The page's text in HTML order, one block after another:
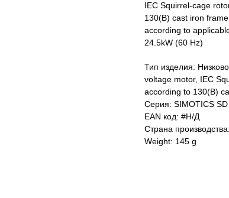
IEC Squirrel-cage
130(B) cast iron
according to
24.5kW (60 Hz)
Тип изделия:
voltage motor, IEC
according to 130(B)
Серия: SIMOTICS SD
EAN код: #Н/Д
Страна
Weight: 145 g